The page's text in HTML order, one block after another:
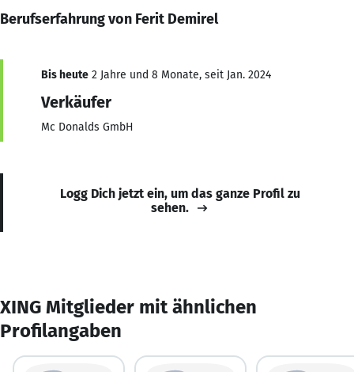
Berufserfahrung von Ferit Demirel
Bis heute 2 Jahre und 8 Monate, seit Jan. 2024
Verkäufer
Mc Donalds GmbH
Logg Dich jetzt ein, um das ganze Profil zu
sehen.
XING Mitglieder mit ähnlichen
Profilangaben